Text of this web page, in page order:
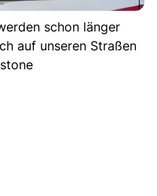
schon länger
auf unseren Straßen